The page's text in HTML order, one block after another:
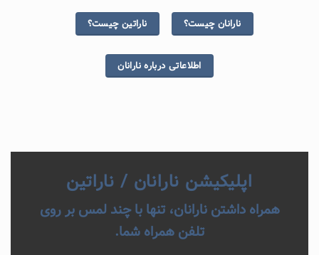
نارانان چیست؟ ناراتین چیست؟
اطلاعاتی درباره نارانان
اپلیکیشن نارانان / ناراتین
همراه داشتن نارانان، تنها با چند لمس بر روی
تلفن همراه شما.